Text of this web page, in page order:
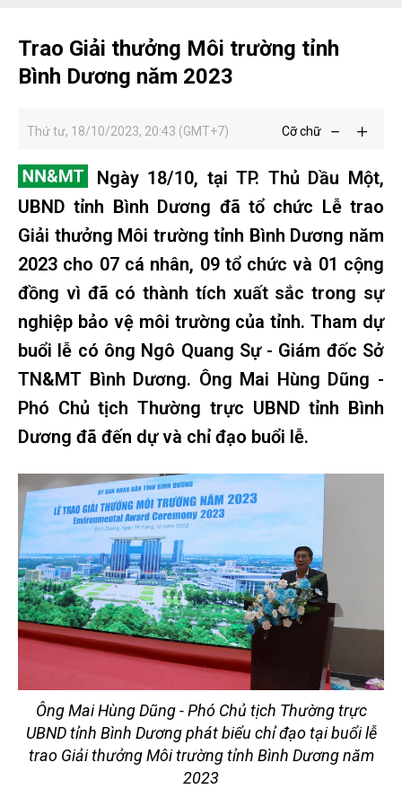
Trao Giải thưởng Môi trường tỉnh
Bình Dương năm 2023
Thứ tư, 18/10/2023, 20:43 (GMT+7) Cỡ chữ
Ngày 18/10, tại TP. Thủ Dầu Một,
UBND tỉnh Bình Dương đã tổ chức Lễ trao
Giải thưởng Môi trường tỉnh Bình Dương năm
2023 cho 07 cá nhân, 09 tổ chức và 01 cộng
đồng vì đã có thành tích xuất sắc trong sự
nghiệp bảo vệ môi trường của tỉnh. Tham dự
buổi lễ có ông Ngô Quang Sự - Giám đốc Sở
TN&MT Bình Dương. Ông Mai Hùng Dũng -
Phó Chủ tịch Thường trực UBND tỉnh Bình
Dương đã đến dự và chỉ đạo buổi lễ.
Ông Mai Hùng Dũng - Phó Chủ tịch Thường trực
UBND tỉnh Bình Dương phát biểu chỉ đạo tại buổi lễ
trao Giải thưởng Môi trường tỉnh Bình Dương năm
2023